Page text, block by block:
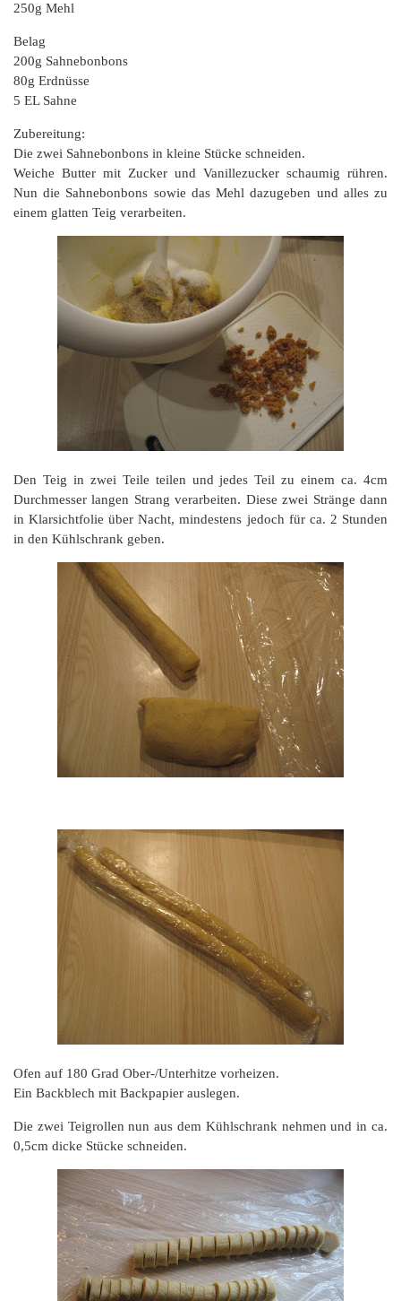
250g Mehl
Belag
200g Sahnebonbons
80g Erdnüsse
5 EL Sahne
Zubereitung:
Die zwei Sahnebonbons in kleine Stücke schneiden.
Weiche Butter mit Zucker und Vanillezucker schaumig rühren.
Nun die Sahnebonbons sowie das Mehl dazugeben und alles zu
einem glatten Teig verarbeiten.
Den Teig in zwei Teile teilen und jedes Teil zu einem ca. 4cm
Durchmesser langen Strang verarbeiten. Diese zwei Stränge dann
in Klarsichtfolie über Nacht, mindestens jedoch für ca. 2 Stunden
in den Kühlschrank geben.
Ofen auf 180 Grad Ober-/Unterhitze vorheizen.
Ein Backblech mit Backpapier auslegen.
Die zwei Teigrollen nun aus dem Kühlschrank nehmen und in ca.
0,5cm dicke Stücke schneiden.